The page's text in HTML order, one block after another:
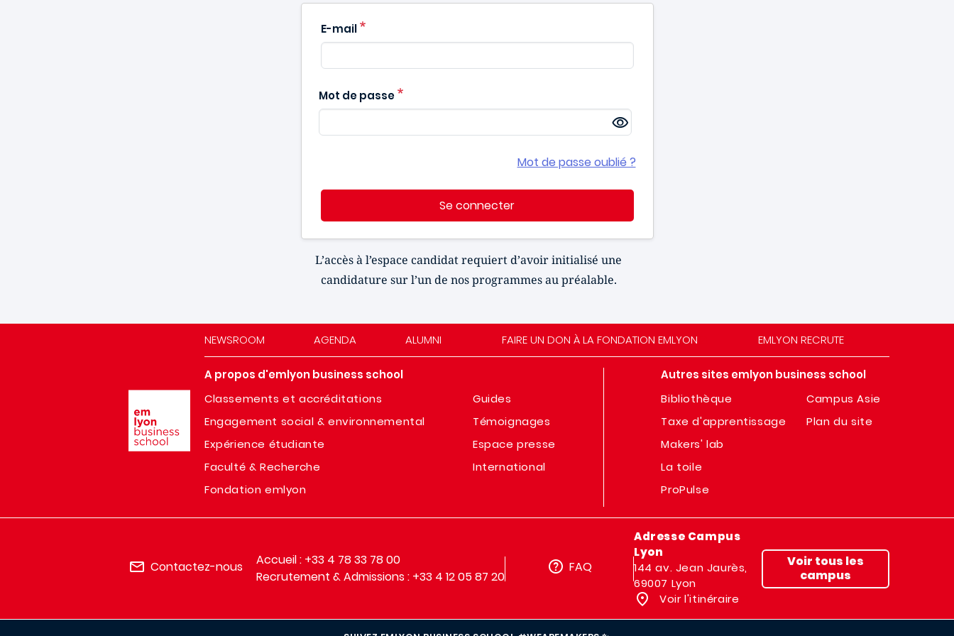
E-mail
Mot de passe
Mot de passe oublié ?
Se connecter
L’accès à l’espace candidat requiert d’avoir initialisé une
candidature sur l’un de nos programmes au préalable.
NEWSROOM AGENDA ALUMNI FAIRE UN DON À LA FONDATION EMLYON EMLYON RECRUTE
A propos d'emlyon business school
Classements et accréditations
Engagement social & environnemental
Expérience étudiante
Faculté & Recherche
Fondation emlyon
Guides
Témoignages
Espace presse
International
Autres sites emlyon business school
Bibliothèque
Taxe d'apprentissage
Makers' lab
La toile
ProPulse
Campus Asie
Plan du site
Contactez-nous
Accueil : +33 4 78 33 78 00
Recrutement & Admissions : +33 4 12 05 87 20
FAQ
Adresse Campus
Lyon
144 av. Jean Jaurès,
69007 Lyon
Voir l'itinéraire
Voir tous les
campus